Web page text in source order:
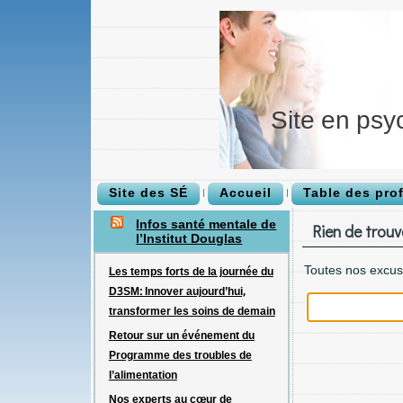
Site en
Site des SÉ Accueil
Table des
Infos santé mentale de
l’Institut Douglas
Les temps forts de la journée du
D3SM: Innover aujourd’hui,
transformer les soins de demain
Retour sur un événement du
Programme des troubles de
l’alimentation
Rien de
Toutes nos